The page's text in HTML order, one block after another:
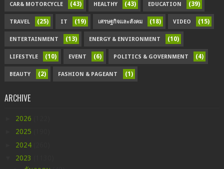
CAR& MOTORCYCLE (43) HEALTHY (43) EDUCATION (39)
TRAVEL (25) IT (19) เศรษฐกิจและสังคม (18) VIDEO (15)
ENTERTAINMENT (13) ENERGY & ENVIRONMENT (10)
LIFESTYLE (10) EVENT (6) POLITICS & GOVERNMENT (4)
BEAUTY (2) FASHION & PAGEANT (1)
ARCHIVE
2026
2025
2024
2023